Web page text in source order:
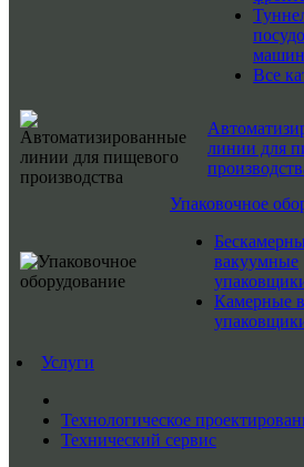
Все
линии для
Упаковочное
вакуумные
Камерные
Услуги
Технологическое
Технический сервис